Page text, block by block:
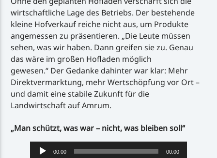
wirtschaftliche Lage des Betriebs. Der bestehende
kleine Hofverkauf reiche nicht aus, um Produkte
angemessen zu präsentieren. „Die Leute müssen
sehen, was wir haben. Dann greifen sie zu. Genau
das wäre im großen Hofladen möglich
gewesen.“ Der Gedanke dahinter war klar: Mehr
Direktvermarktung, mehr Wertschöpfung vor Ort –
und damit eine stabile Zukunft für die
Landwirtschaft auf Amrum.
„Man schützt, was war – nicht, was bleiben soll“
Audio-
00:00 00:00